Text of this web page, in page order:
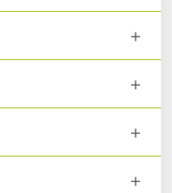
+
+
+
+